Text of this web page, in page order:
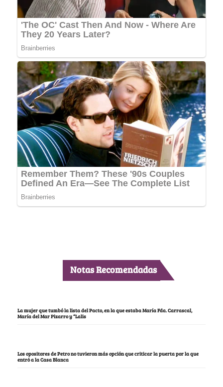
Notas Recomendadas
La mujer que tumbó la lista del Pacto, en la que estaba María Fda. Carrascal,
María del Mar Pizarro y “Lalis
Los opositores de Petro no tuvieron más opción que criticar la puerta por la que
entró a la Casa Blanca